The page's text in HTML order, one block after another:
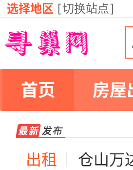
选择地区 [切换站点]
首页 房屋
出租
仓山万达，